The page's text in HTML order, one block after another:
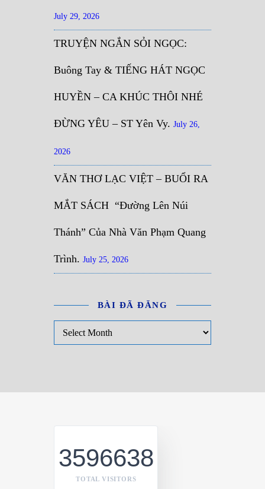
July 29, 2026
TRUYỆN NGẮN SỎI NGỌC:
Buông Tay & TIẾNG HÁT NGỌC
HUYỀN – CA KHÚC THÔI NHÉ
ĐỪNG YÊU – ST Yên Vy. July 26,
2026
VĂN THƠ LẠC VIỆT – BUỔI RA
MẮT SÁCH “Đường Lên Núi
Thánh” Của Nhà Văn Phạm Quang
Trình. July 25, 2026
BÀI ĐÃ ĐĂNG
3596638
TOTAL VISITORS